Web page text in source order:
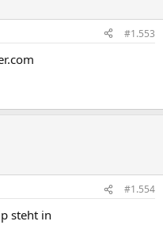
#1.553
#1.554
steht in